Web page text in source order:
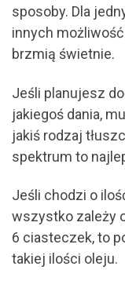
sposoby. Dla
innych
brzmią świetnie.
Jeśli planujesz
jakiegoś dania,
jakiś rodzaj
spektrum to
Jeśli chodzi o
wszystko zależy
6 ciasteczek, to
takiej ilości oleju.